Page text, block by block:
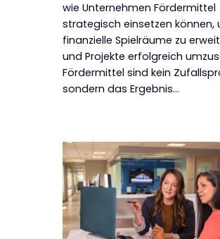
wie Unternehmen Fördermittel
strategisch einsetzen können,
finanzielle Spielräume zu
und Projekte erfolgreich
Fördermittel sind kein
sondern das Ergebnis…